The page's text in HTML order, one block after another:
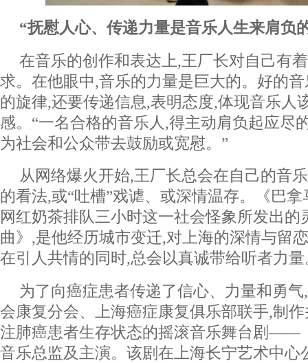
“抚慰人心、传递力量是音乐人生来肩负
在音乐的创作和表达上,王厂长对自己有
求。在他眼中,音乐的力量是巨大的。好的
的旋律,还要传递信息,表明态度,体现音乐人
感。“一名合格的音乐人,得主动肩负起应尽
为社会和公众带去鼓励或宽慰。”
从网络爆火开始,王厂长总会在自己的音
的看法,或“吐槽”戏谑、或深情温存。《巴
网红奶茶排队三小时这一社会怪象所发出的
曲》,是他经历城市变迁,对上海的深情与
在引人共情的同时,总会以真诚带给听者力量
为了向癌症患者传递了信心、力量和勇
会康复分会、上海癌症康复俱乐部联手,制
注肺癌患者生存状态的摇滚音乐舞台剧——
音乐总监及主演。该剧在上海长宁艺术中心